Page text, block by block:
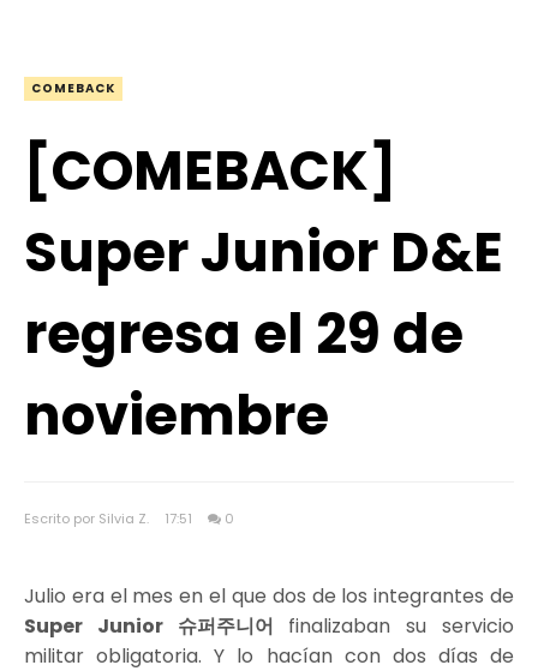
COMEBACK
[COMEBACK]
Super Junior D&E
regresa el 29 de
noviembre
Escrito por Silvia Z. 17:51 0
Julio era el mes en el que dos de los integrantes de
Super Junior 슈퍼주니어 finalizaban su servicio
militar obligatoria. Y lo hacían con dos días de